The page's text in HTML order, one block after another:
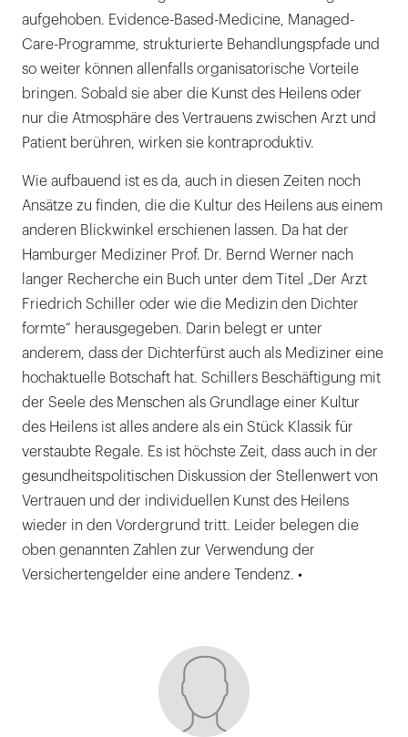
aufgehoben. Evidence-Based-Medicine, Managed-
Care-Programme, strukturierte Behandlungspfade und
so weiter können allenfalls organisatorische Vorteile
bringen. Sobald sie aber die Kunst des Heilens oder
nur die Atmosphäre des Vertrauens zwischen Arzt und
Patient berühren, wirken sie kontraproduktiv.
Wie aufbauend ist es da, auch in diesen Zeiten noch
Ansätze zu finden, die die Kultur des Heilens aus einem
anderen Blickwinkel erschienen lassen. Da hat der
Hamburger Mediziner Prof. Dr. Bernd Werner nach
langer Recherche ein Buch unter dem Titel „Der Arzt
Friedrich Schiller oder wie die Medizin den Dichter
formte“ herausgegeben. Darin belegt er unter
anderem, dass der Dichterfürst auch als Mediziner eine
hochaktuelle Botschaft hat. Schillers Beschäftigung mit
der Seele des Menschen als Grundlage einer Kultur
des Heilens ist alles andere als ein Stück Klassik für
verstaubte Regale. Es ist höchste Zeit, dass auch in der
gesundheitspolitischen Diskussion der Stellenwert von
Vertrauen und der individuellen Kunst des Heilens
wieder in den Vordergrund tritt. Leider belegen die
oben genannten Zahlen zur Verwendung der
Versichertengelder eine andere Tendenz. •